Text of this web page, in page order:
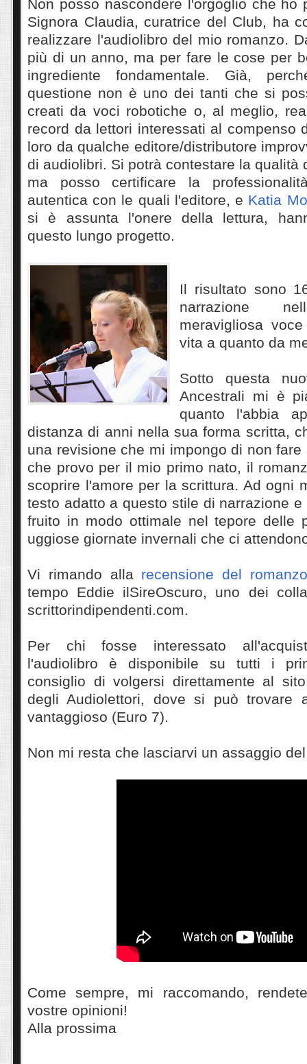
Non posso nascondere l'orgoglio che ho
Signora Claudia, curatrice del Club, ha
realizzare l'audiolibro del mio romanzo.
più di un anno, ma per fare le cose per
ingrediente fondamentale. Già,
questione non è uno dei tanti che si
creati da voci robotiche o, al meglio,
record da lettori interessati al compenso
loro da qualche editore/distributore
di audiolibri. Si potrà contestare la qualità
ma posso certificare la
autentica con le quali l'editore, e Katia
si è assunta l'onere della lettura,
questo lungo progetto.
Il risultato sono
narrazione
meravigliosa
vita a quanto da
Sotto questa
Ancestrali mi è
quanto l'abbia
distanza di anni nella sua forma scritta,
una revisione che mi impongo di non
che provo per il mio primo nato, il
scoprire l'amore per la scrittura. Ad ogni
testo adatto a questo stile di narrazione
fruito in modo ottimale nel tepore delle
uggiose giornate invernali che ci
Vi rimando alla recensione del romanzo
tempo Eddie ilSireOscuro, uno dei
scrittorindipendenti.com.
Per chi fosse interessato
l'audiolibro è disponibile su tutti i
consiglio di volgersi direttamente al
degli Audiolettori, dove si può trovare
vantaggioso (Euro 7).
Non mi resta che lasciarvi un assaggio
Come sempre, mi raccomando,
vostre opinioni!
Alla prossima